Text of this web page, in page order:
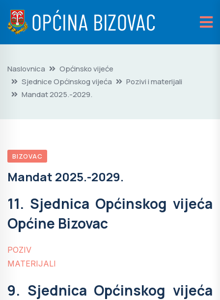
Naslovnica
Općinsko vijeće
Sjednice Općinskog vijeća
Pozivi i materijali
Mandat 2025.-2029.
BIZOVAC
Mandat 2025.-2029.
11. Sjednica Općinskog vijeća
Općine Bizovac
POZIV
MATERIJALI
9. Sjednica Općinskog vijeća